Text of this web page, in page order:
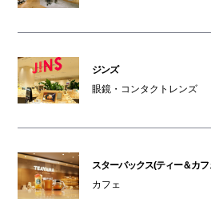
ジンズ
眼鏡・コンタクトレンズ
スターバックス(ティー＆カフ
カフェ